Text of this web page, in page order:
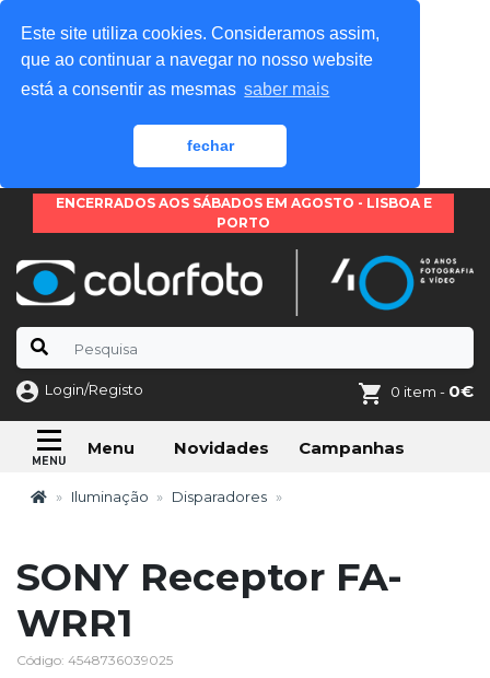
Este site utiliza cookies. Consideramos assim,
que ao continuar a navegar no nosso website
está a consentir as mesmas saber mais
fechar
ENCERRADOS AOS SÁBADOS EM AGOSTO - LISBOA E
PORTO
Login/Registo 0 item - 0€
Menu Novidades Campanhas
Iluminação Disparadores
SONY Receptor FA-
WRR1
Código: 4548736039025